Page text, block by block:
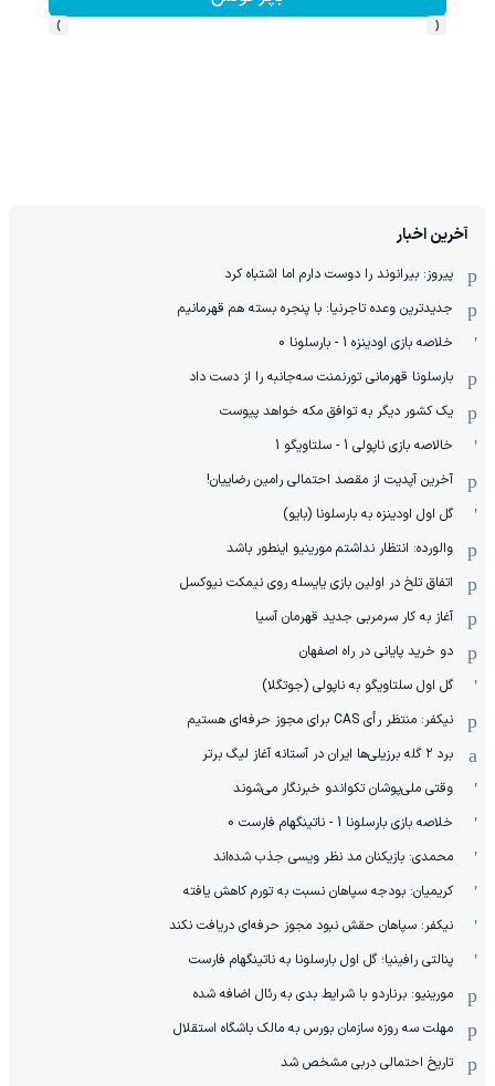
‹
›
آخرین اخبار
پیروز: بیرانوند را دوست دارم اما اشتباه کرد
جدیدترین وعده تاجرنیا: با پنجره بسته هم قهرمانیم
خلاصه بازی اودینزه 1 - بارسلونا 0
بارسلونا قهرمانی تورنمنت سه‌جانبه را از دست داد
یک کشور دیگر به توافق مکه خواهد پیوست
خالاصه بازی ناپولی 1 - سلتاویگو 1
آخرین آپدیت از مقصد احتمالی رامین رضاییان!
گل اول اودینزه به بارسلونا (بایو)
والورده: انتظار نداشتم مورینیو اینطور باشد
اتفاق تلخ در اولین بازی یایسله روی نیمکت نیوکسل
آغاز به کار سرمربی جدید قهرمان آسیا
دو خرید پایانی در راه اصفهان
گل اول سلتاویگو به ناپولی (جوتگلا)
نیکفر: منتظر رأی CAS برای مجوز حرفه‌ای هستیم
برد ۲ گله برزیلی‌ها ایران در آستانه آغاز لیگ برتر
وقتی ملی‌پوشان تکواندو خبرنگار می‌شوند
خلاصه بازی بارسلونا 1 - ناتینگهام فارست 0
محمدی: بازیکنان مد نظر ویسی جذب شده‌اند
کریمیان: بودجه سپاهان نسبت به تورم کاهش یافته
نیکفر: سپاهان حقش نبود مجوز حرفه‌ای دریافت نکند
پنالتی رافینیا؛ گل اول بارسلونا به ناتینگهام فارست
مورینیو: برناردو با شرایط بدی به رئال اضافه شده
مهلت سه روزه سازمان بورس به مالک باشگاه استقلال
تاریخ احتمالی دربی مشخص شد